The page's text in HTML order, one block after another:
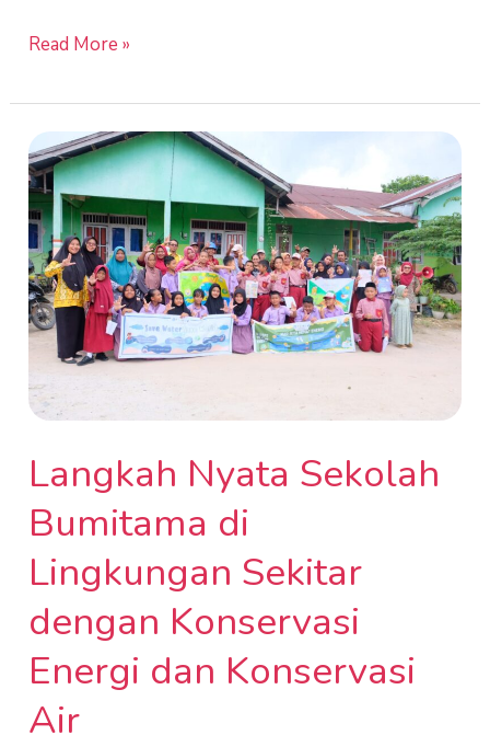
Read More »
Langkah Nyata Sekolah
Bumitama di
Lingkungan Sekitar
dengan Konservasi
Energi dan Konservasi
Air
Langkah
Nyata
Sekolah
Bumitama
di
Lingkungan
Sekitar
dengan
Konservasi
Energi
Konservasi
Air